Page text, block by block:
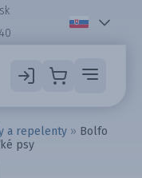
a repelenty » Bolfo
psy